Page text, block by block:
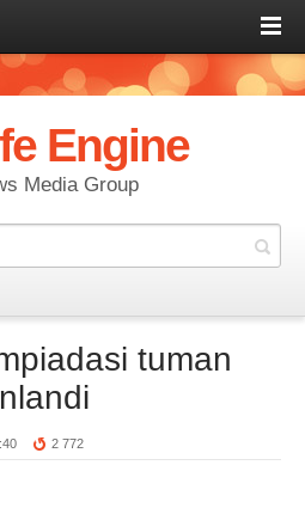
Engine
Media Group
tuman
2 772